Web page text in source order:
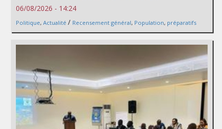
06/08/2026 - 14:24
Politique, Actualité / Recensement général, Population, préparatifs